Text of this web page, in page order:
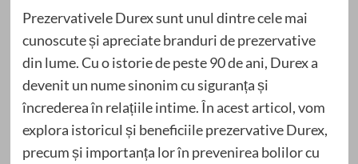
Prezervativele Durex sunt unul dintre cele mai
cunoscute și apreciate branduri de prezervative
din lume. Cu o istorie de peste 90 de ani, Durex a
devenit un nume sinonim cu siguranța și
încrederea în relațiile intime. În acest articol, vom
explora istoricul și beneficiile prezervative Durex,
precum și importanța lor în prevenirea bolilor cu